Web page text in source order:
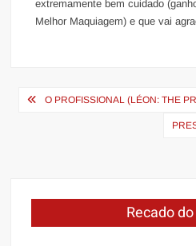
extremamente bem cuidado
Melhor Maquiagem) e que vai
Navegação
O PROFISSIONAL (LÉON: THE
Recado